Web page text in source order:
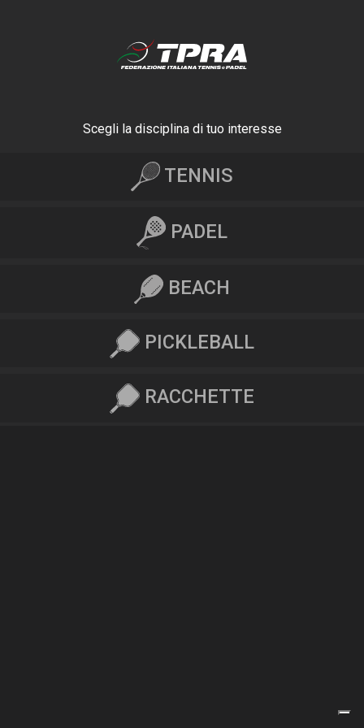
Scegli la disciplina di tuo interesse
TENNIS
PADEL
BEACH
PICKLEBALL
RACCHETTE